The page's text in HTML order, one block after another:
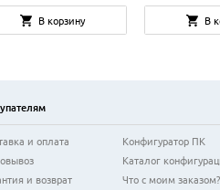
В корзину В
и оплата
и возврат
Конфигуратор ПК
Каталог
Что с моим заказом?